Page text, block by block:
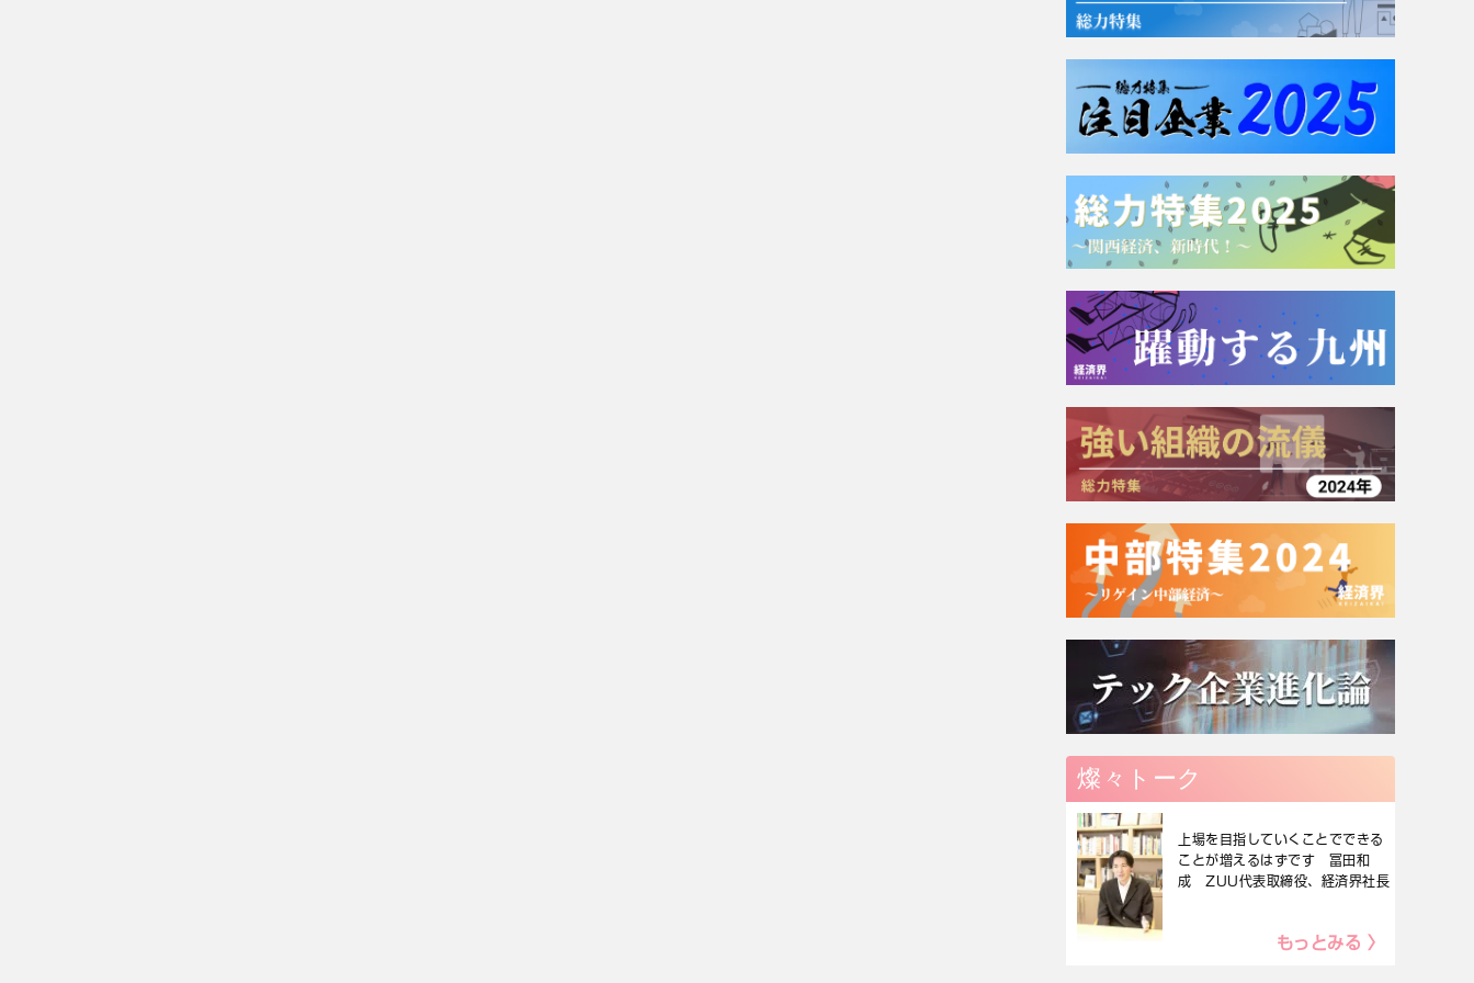
燦々トーク
上場を目指していくことでできる
ことが増えるはずです 冨田和
成 ZUU代表取締役、経済界社長
もっとみる 〉